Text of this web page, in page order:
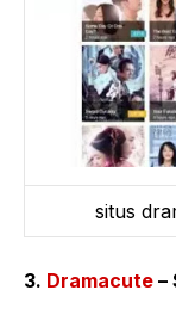
situs
3. Dramacute –